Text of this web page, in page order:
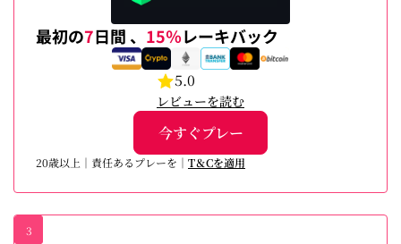
最初の7日間 、 15％レーキバック
5.0
レビューを読む
今すぐプレー
20歳以上｜責任あるプレーを｜ T＆Cを適用
3